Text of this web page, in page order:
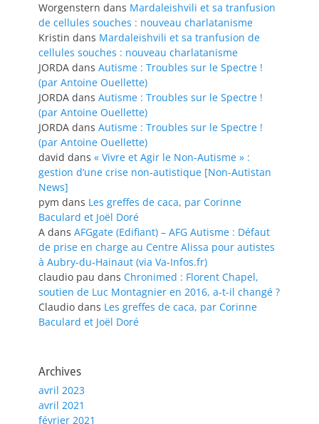
Worgenstern dans Mardaleishvili et sa tranfusion
de cellules souches : nouveau charlatanisme
Kristin dans Mardaleishvili et sa tranfusion de
cellules souches : nouveau charlatanisme
JORDA dans Autisme : Troubles sur le Spectre !
(par Antoine Ouellette)
JORDA dans Autisme : Troubles sur le Spectre !
(par Antoine Ouellette)
JORDA dans Autisme : Troubles sur le Spectre !
(par Antoine Ouellette)
david dans « Vivre et Agir le Non-Autisme » :
gestion d’une crise non-autistique [Non-Autistan
News]
pym dans Les greffes de caca, par Corinne
Baculard et Joël Doré
A dans AFGgate (Edifiant) – AFG Autisme : Défaut
de prise en charge au Centre Alissa pour autistes
à Aubry-du-Hainaut (via Va-Infos.fr)
claudio pau dans Chronimed : Florent Chapel,
soutien de Luc Montagnier en 2016, a-t-il changé ?
Claudio dans Les greffes de caca, par Corinne
Baculard et Joël Doré
Archives
avril 2023
avril 2021
février 2021